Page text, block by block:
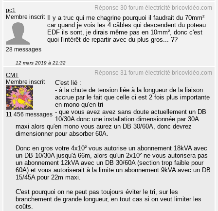
Réponse 30 forum électricité bricovidéo.com
pc1
Membre inscrit
28 messages
Il y a truc qui me chagrine pourquoi il faudrait du 70mm²
car quand je vois les 4 câbles qui descendent du poteau
EDF ils sont, je dirais même pas en 10mm², donc c'est
quoi l'intérêt de repartir avec du plus gros... ??
12 mars 2019 à 21:32
Réponse 31 forum électricité bricovidéo.com
CMT
Membre inscrit
11 456 messages
C'est lié :
- à la chute de tension liée à la longueur de la liaison
accrue par le fait que celle ci est 2 fois plus importante
en mono qu'en tri
- que vous avez avez sans doute actuellement un DB
10/30A donc une installation dimensionnée par 30A
maxi alors qu'en mono vous aurez un DB 30/60A, donc devrez
dimensionner pour absorber 60A.
Donc en gros votre 4x10² vous autorise un abonnement 18kVA avec
un DB 10/30A jusqu'à 66m, alors qu'un 2x10² ne vous autorisera pas
un abonnement 12kVA avec un DB 30/60A (section trop faible pour
60A) et vous autoriserait à la limite un abonnement 9kVA avec un DB
15/45A pour 22m maxi.
C'est pourquoi on ne peut pas toujours éviter le tri, sur les
branchement de grande longueur, en tout cas si on veut limiter les
coûts.